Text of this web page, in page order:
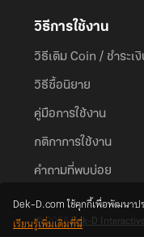
วิธีการใช้งาน
วิธีเติม Coin / ชำระเ
วิธีซื้อนิยาย
คู่มือการใช้งาน
กติกาการใช้งาน
คำถามที่พบบ่อย
© 2026Dek-D
Dek-D.com ใช้คุกกี้เพื่อพัฒนาป
เรียนรู้เพิ่มเติมที่นี่